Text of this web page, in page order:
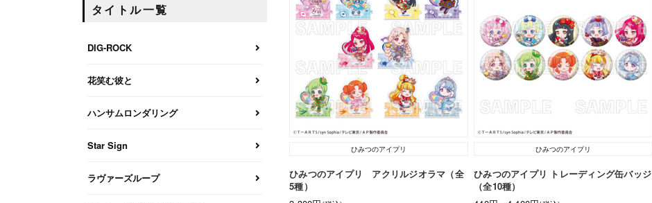
ひみつのアイプリ
ひみつのアイプリ アクリルジオラマ（全
5種）
ひみつのアイプリ
ひみつのアイプリ トレーディング缶バッジ
（全10種）
タイトル一覧
DIG-ROCK
花笑む彼と
ハンサムロンダリング
Star Sign
ラヴァーズループ